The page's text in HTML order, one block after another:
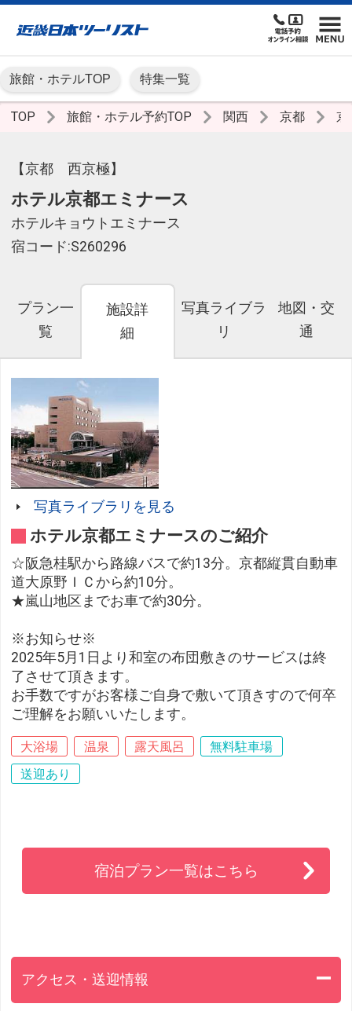
旅館・ホテルTOP 特集一覧
TOP 旅館・ホテル予約TOP 関西 京都 京
【京都 西京極】
ホテル京都エミナース
ホテルキョウトエミナース
宿コード:S260296
プラン一
覧
施設詳
細
写真ライブラ
リ
地図・交
通
写真ライブラリを見る
ホテル京都エミナースのご紹介
☆阪急桂駅から路線バスで約13分。京都縦貫自動車
道大原野ＩＣから約10分。
★嵐山地区までお車で約30分。
※お知らせ※
2025年5月1日より和室の布団敷きのサービスは終
了させて頂きます。
お手数ですがお客様ご自身で敷いて頂きすので何卒
ご理解をお願いいたします。
大浴場 温泉 露天風呂
無料駐車場
送迎あり
宿泊プラン一覧はこちら
アクセス・送迎情報